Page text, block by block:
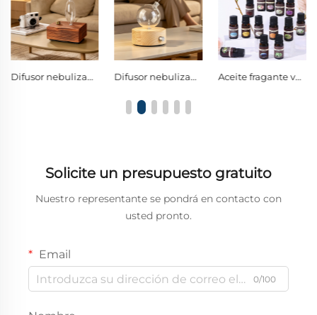
Difusor nebulizador de vidrio borosilicato esférico con luz nocturna decorativa LED cálida y perilla única Aceite fragante vegetal natural de lujo, aceite esencial premium para decoración del hogar y ambiente de estilo hotelero Difusor de aceites esenciales de vidrio en forma de bulbo con base de madera maciza y tecnología de nebulización en frío sin agua
Solicite un presupuesto gratuito
Nuestro representante se pondrá en contacto con
usted pronto.
Email
0/100